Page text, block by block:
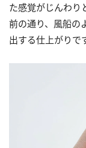
た感覚がじんわり
前の通り、風船の
出する仕上がりで